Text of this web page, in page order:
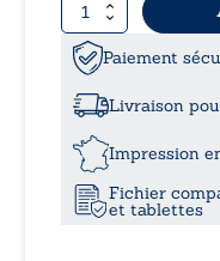
quantité
de
Délices
oranais
Paiement
Livraison
Impression
Fichier
et tablettes